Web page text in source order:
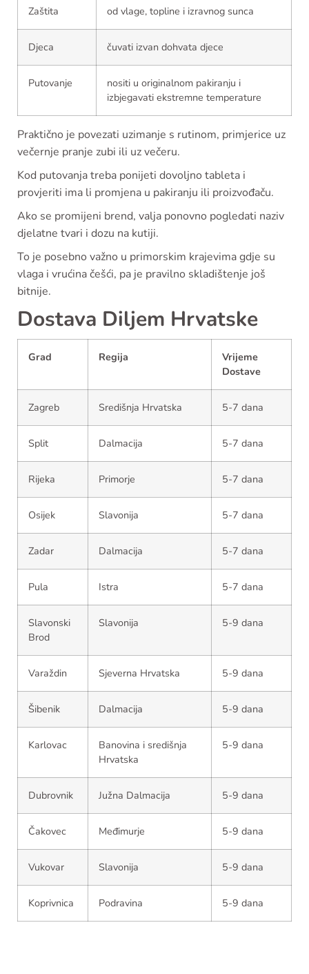
Zaštita od vlage, topline i izravnog sunca
Djeca čuvati izvan dohvata djece
Putovanje
nositi u originalnom pakiranju i
izbjegavati ekstremne temperature
Praktično je povezati uzimanje s rutinom, primjerice uz
večernje pranje zubi ili uz večeru.
Kod putovanja treba ponijeti dovoljno tableta i
provjeriti ima li promjena u pakiranju ili proizvođaču.
Ako se promijeni brend, valja ponovno pogledati naziv
djelatne tvari i dozu na kutiji.
To je posebno važno u primorskim krajevima gdje su
vlaga i vrućina češći, pa je pravilno skladištenje još
bitnije.
Dostava Diljem Hrvatske
Grad Regija
Vrijeme
Dostave
Zagreb Središnja Hrvatska 5-7 dana
Split Dalmacija 5-7 dana
Rijeka Primorje 5-7 dana
Osijek Slavonija 5-7 dana
Zadar Dalmacija 5-7 dana
Pula Istra 5-7 dana
Slavonski
Brod
Slavonija 5-9 dana
Varaždin Sjeverna Hrvatska 5-9 dana
Šibenik Dalmacija 5-9 dana
Karlovac
Banovina i središnja
Hrvatska
5-9 dana
Dubrovnik Južna Dalmacija 5-9 dana
Čakovec Međimurje 5-9 dana
Vukovar Slavonija 5-9 dana
Koprivnica Podravina 5-9 dana